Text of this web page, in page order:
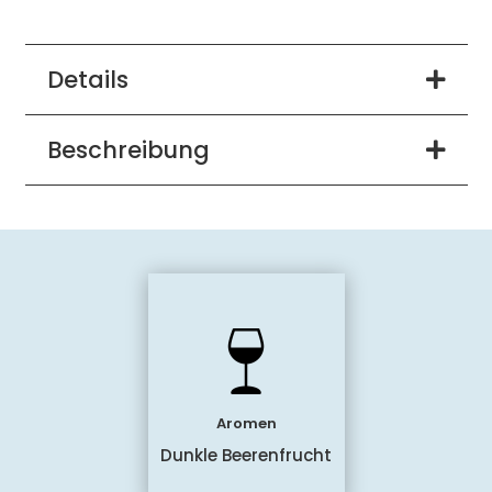
Details
Beschreibung
Aromen
Dunkle Beerenfrucht